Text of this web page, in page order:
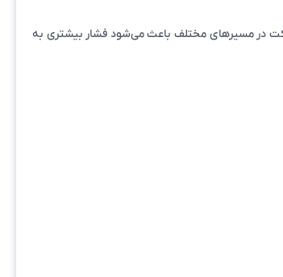
در مسیرهای مختلف باعث می‌شود فشار بیشتری به